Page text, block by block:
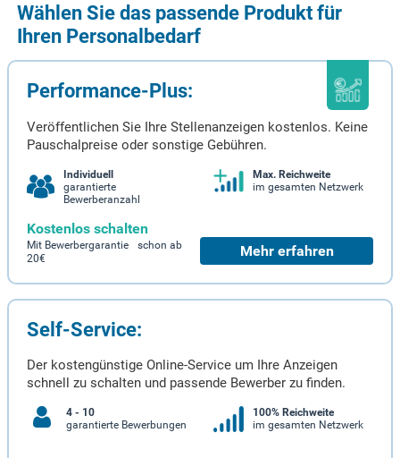
Wählen Sie das passende Produkt für
Ihren Personalbedarf
Performance-Plus:
Veröffentlichen Sie Ihre Stellenanzeigen kostenlos. Keine
Pauschalpreise oder sonstige Gebühren.
Individuell
garantierte
Bewerberanzahl
Max. Reichweite
im gesamten Netzwerk
Kostenlos schalten
Mit Bewerbergarantie schon ab
20€
Mehr erfahren
Self-Service:
Der kostengünstige Online-Service um Ihre Anzeigen
schnell zu schalten und passende Bewerber zu finden.
4 - 10
garantierte Bewerbungen
100% Reichweite
im gesamten Netzwerk